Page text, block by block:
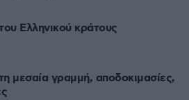
Ελληνικού κράτους
μεσαία γραμμή, αποδοκιμασίες,